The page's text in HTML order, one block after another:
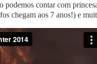
contar com
chegam aos 7 anos!) e